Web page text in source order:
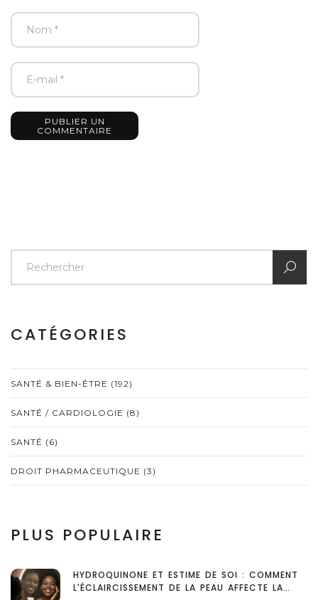
PUBLIER UN
COMMENTAIRE
CATÉGORIES
SANTÉ & BIEN-ÊTRE (192)
SANTÉ / CARDIOLOGIE (8)
SANTÉ (6)
DROIT PHARMACEUTIQUE (3)
PLUS POPULAIRE
HYDROQUINONE ET ESTIME DE SOI : COMMENT
L'ÉCLAIRCISSEMENT DE LA PEAU AFFECTE LA